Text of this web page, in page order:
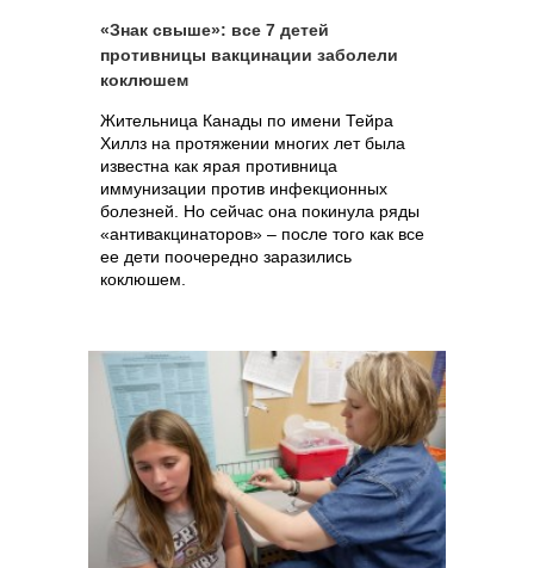
«Знак свыше»: все 7 детей
противницы вакцинации заболели
коклюшем
Жительница Канады по имени Тейра
Хиллз на протяжении многих лет была
известна как ярая противница
иммунизации против инфекционных
болезней. Но сейчас она покинула ряды
«антивакцинаторов» – после того как все
ее дети поочередно заразились
коклюшем.